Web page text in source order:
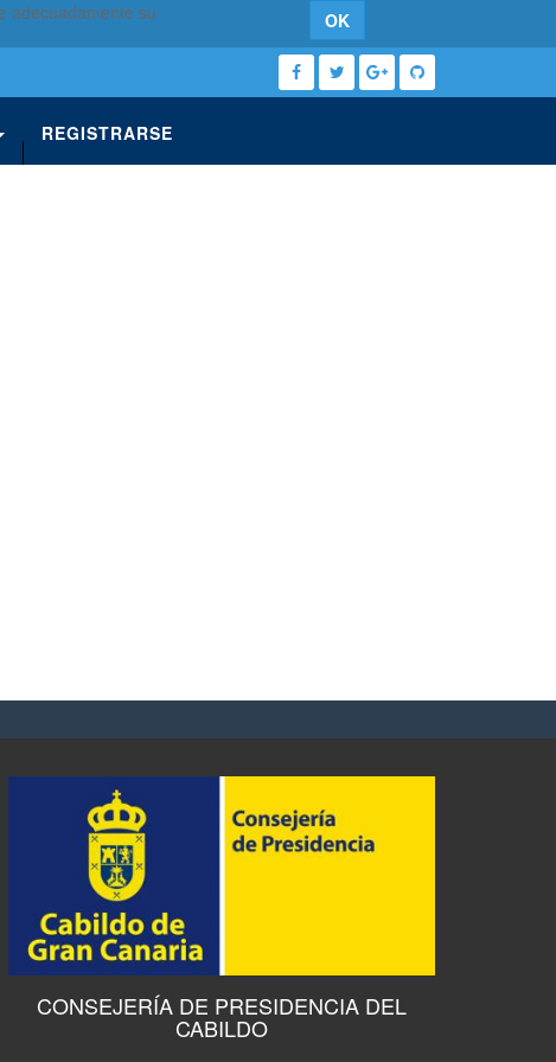
adecuadamente su
OK
REGISTRARSE
CONSEJERÍA DE PRESIDENCIA DEL
CABILDO